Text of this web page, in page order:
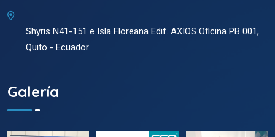
Shyris N41-151 e Isla Floreana Edif. AXIOS Oficina PB 001,
Quito - Ecuador
Galería